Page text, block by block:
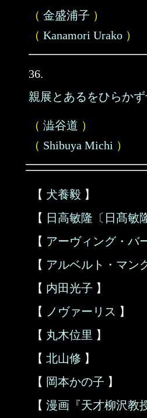
（ 金盛浦子 ）
（ Kanamori Urako ）
36.
親展とあるをひらか
（ 澁谷道 ）
（ Shibuya Michi ）
【 犬養毅 】
【 日高敏隆〔日髙敏
【 アーヴィング・バ
【 アルベルト・マン
【 内田光子 】
【 ノヴァーリス 】
【 丸木位里 】
【 北山修 】
【 岡本かの子 】
【 漫画『天才柳沢教